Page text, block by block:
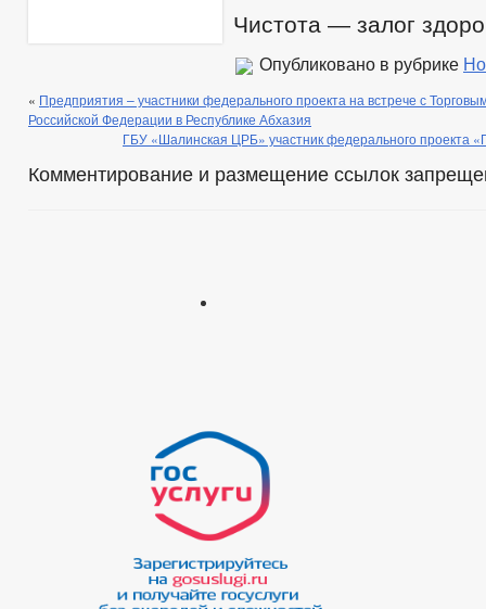
Чистота — залог
Опубликовано в рубрике
« Предприятия – участники федерального проекта на встрече с
Российской Федерации в Республике Абхазия
ГБУ «Шалинская ЦРБ» участник федерального проекта
Комментирование и размещение ссылок